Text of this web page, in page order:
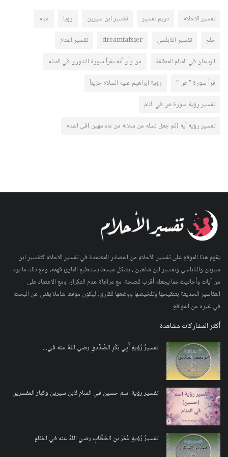
تفسير الاحلام دريم تفسير تفسير ابن سيرين رؤيا
منام
حلم
تفسير النابلسي dreamtafsier
تفسير المنام
الريحان في المنام للمطلقة
من رآى أنه يقرأ سورة الشورى في المنام
قرأ سورة " ص "
رؤية ابراهيم عليه السلام حزيناً
تفسير رؤية سورة ص في النام
تفسير رؤية آية (ثم جعل نسله من سلالة من ماء مهين )في المنام
يقوم هذا الموقع على تفسير الأحلام من المصادر المعتمدة في تفسير الاحلام كتفسير ابن
سيرين والنابلسي وتفسير ابن شاهين ، بشكل مبسط يستطيع القارئ فهمه، ومع ذلك ما يرد
من آيات وأحاديث مما يجعله أقرب للصحة، مع مراعاة عدم التكرار، ومع الاعتماد على
التفاسير الحديثة بتنقيحها وتلخيصها ووضعها للقارئ، ليكون موقعا شاملا يغني عن البحث
في غيره من المواقع
أكثر المشاركات مشاهدة
تفسيرُ رُؤيةِ أَبِي بَكْرٍ الصِّدِّيقِ رضيَ اللهُ عنه في...
تفسير رؤية اسم حسين في المنام لابن سيرين وكبار المفسرين
تفسيرُ رُؤيةِ عُمَرَ بنِ الخَطَّابِ رضيَ اللهُ عنه في المَنَامِ